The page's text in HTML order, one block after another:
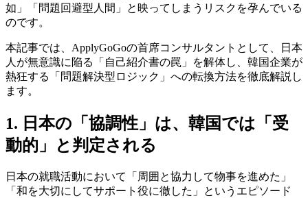
如」「問題回避型人間」と映ってしまうリスクを孕んでいる
のです。
本記事では、ApplyGoGoの首席コンサルタントとして、日本
人が無意識に陥る「自己紹介書の罠」を解体し、韓国企業が
熱狂する「問題解決型ロジック」への転換方法を徹底解説し
ます。
1. 日本の「協調性」は、韓国では「受
動的」と判定される
日本の就職活動において「周囲と協力して物事を進めた」
「和を大切にしてサポート役に徹した」というエピソード